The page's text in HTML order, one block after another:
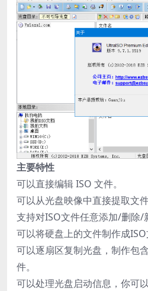
主要特性
可以直接编辑 ISO 文件。
可以从光盘映像中直接提取文
支持对ISO文件任意添加/删除/
可以将硬盘上的文件制作成ISO
可以逐扇区复制光盘，制作包
件。
可以处理光盘启动信息，你可